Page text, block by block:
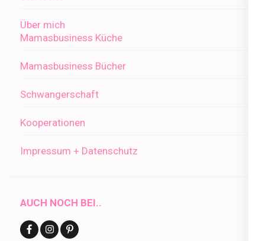
Über mich
Mamasbusiness Küche
Mamasbusiness Bücher
Schwangerschaft
Kooperationen
Impressum + Datenschutz
AUCH NOCH BEI..